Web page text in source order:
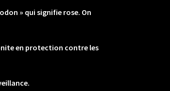
» qui signifie rose. On
en protection contre les